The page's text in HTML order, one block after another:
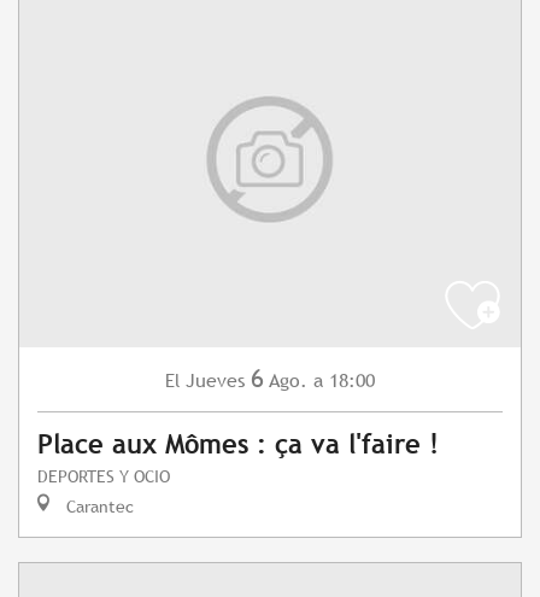
El Jueves 6 Ago. a 18:00
Place aux Mômes : ça va l'faire !
DEPORTES Y OCIO
Carantec